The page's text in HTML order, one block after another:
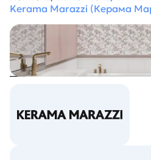
Kerama Marazzi (Керама